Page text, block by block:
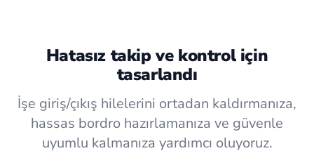
Hatasız takip ve kontrol için
tasarlandı
İşe giriş/çıkış hilelerini ortadan kaldırmanıza,
hassas bordro hazırlamanıza ve güvenle
uyumlu kalmanıza yardımcı oluyoruz.